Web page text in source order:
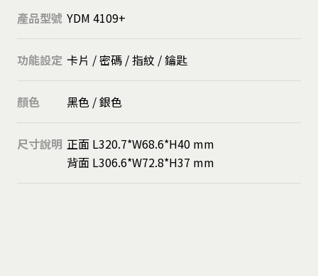
產品型號 YDM 4109+
功能設定 卡片 / 密碼 / 指紋 / 鑰匙
顏色 黑色 / 銀色
尺寸說明 正面 L320.7*W68.6*H40 mm
背面 L306.6*W72.8*H37 mm